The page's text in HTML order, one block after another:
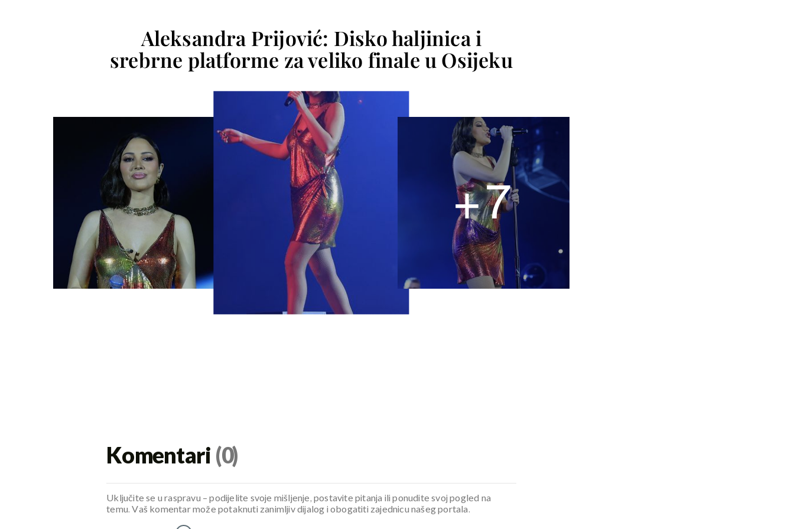
Aleksandra Prijović: Disko haljinica i
srebrne platforme za veliko finale u Osijeku
+7
Komentari (0)
Uključite se u raspravu – podijelite svoje mišljenje, postavite pitanja ili ponudite svoj pogled na
temu. Vaš komentar može potaknuti zanimljiv dijalog i obogatiti zajednicu našeg portala.